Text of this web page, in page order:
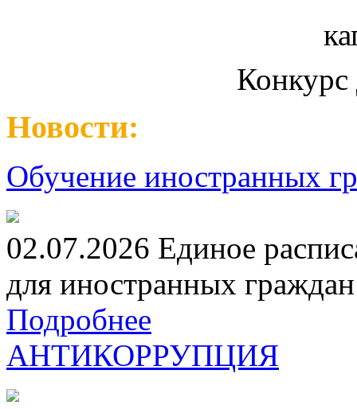
Конкурс
Новости:
Обучение иностранных
02.07.2026 Единое
для иностранных
Подробнее
АНТИКОРРУПЦИЯ